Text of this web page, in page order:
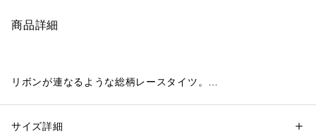
商品詳細
リボンが連なるような総柄レースタイツ。
ガーリーやカジュアルコーデとの相性抜群◎
性別：レディース
サイズ詳細